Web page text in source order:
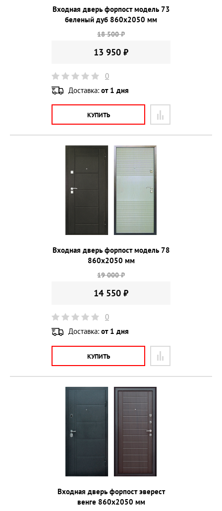
Входная дверь форпост модель 73
беленый дуб 860х2050 мм
18 500 ₽
13 950 ₽
0
Доставка: от 1 дня
КУПИТЬ
Входная дверь форпост модель 78
860х2050 мм
19 000 ₽
14 550 ₽
0
Доставка: от 1 дня
КУПИТЬ
Входная дверь форпост эверест
венге 860х2050 мм